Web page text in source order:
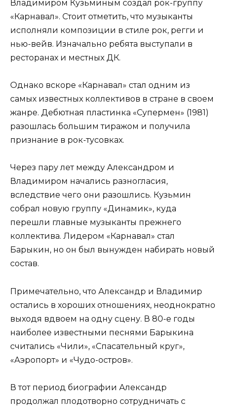
Владимиром Кузьминым создал рок-группу
«Карнавал». Стоит отметить, что музыканты
исполняли композиции в стиле рок, регги и
нью-вейв. Изначально ребята выступали в
ресторанах и местных ДК.
Однако вскоре «Карнавал» стал одним из
самых известных коллективов в стране в своем
жанре. Дебютная пластинка «Супермен» (1981)
разошлась большим тиражом и получила
признание в рок-тусовках.
Через пару лет между Александром и
Владимиром начались разногласия,
вследствие чего они разошлись. Кузьмин
собрал новую группу «Динамик», куда
перешли главные музыканты прежнего
коллектива. Лидером «Карнавал» стал
Барыкин, но он был вынужден набирать новый
состав.
Примечательно, что Александр и Владимир
остались в хороших отношениях, неоднократно
выходя вдвоем на одну сцену. В 80-е годы
наиболее известными песнями Барыкина
считались «Чили», «Спасательный круг»,
«Аэропорт» и «Чудо-остров».
В тот период биографии Александр
продолжал плодотворно сотрудничать с